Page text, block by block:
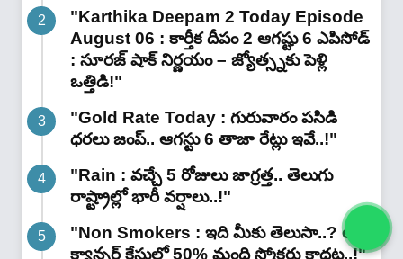
"Karthika Deepam 2 Today Episode
August 06 : కార్తీక దీపం 2 ఆగష్టు 6 ఎపిసోడ్
: సూరజ్ షాక్ నిర్ణయం – జ్యోత్స్నకు పెళ్లి
ఒత్తిడి!"
"Gold Rate Today : గురువారం పసిడి
ధరలు జంప్.. ఆగస్టు 6 తాజా రేట్లు ఇవే..!"
"Rain : వచ్చే 5 రోజులు జాగ్రత్త.. తెలుగు
రాష్ట్రాల్లో భారీ వ‌ర్షాలు..!"
"Non Smokers : ఇది మీకు తెలుసా..? లంగ్
క్యాన్సర్ కేసుల్లో 50% మంది స్మోకర్లు కాదట..!"